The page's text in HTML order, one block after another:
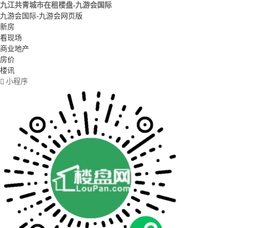
九江共青城市在租楼盘-九游会国际
九游会国际-九游会网页版
新房
看现场
商业地产
房价
楼讯
 小程序